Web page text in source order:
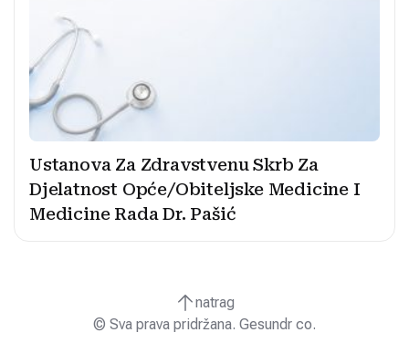
Ustanova Za Zdravstvenu Skrb Za
Djelatnost Opće/Obiteljske Medicine I
Medicine Rada Dr. Pašić
natrag
© Sva prava pridržana. Gesundr co.